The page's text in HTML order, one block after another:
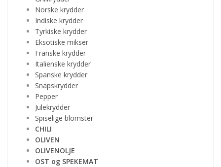
Norske krydder
Indiske krydder
Tyrkiske krydder
Eksotiske mikser
Franske krydder
Italienske krydder
Spanske krydder
Snapskrydder
Pepper
Julekrydder
Spiselige blomster
CHILI
OLIVEN
OLIVENOLJE
OST og SPEKEMAT